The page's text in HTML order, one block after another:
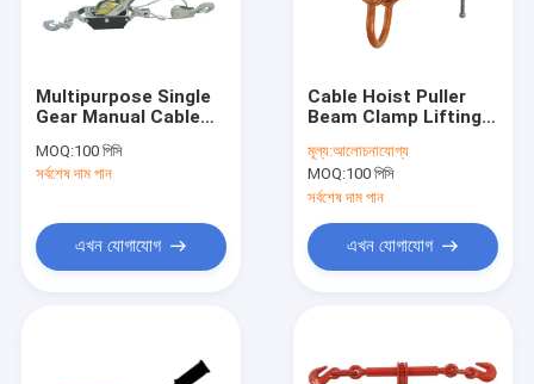
Multipurpose Single
Gear Manual Cable
Heavy Loads 2 Ton
MOQ:100 পিসি
সর্বশেষ দাম পান
এখন যোগাযোগ
Cable Hoist Puller
Beam Clamp Lifting
Working Life
মূল্য:আলোচনাযোগ্য
MOQ:100 পিসি
সর্বশেষ দাম পান
এখন যোগাযোগ